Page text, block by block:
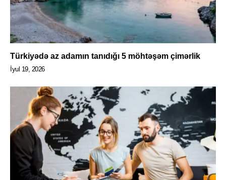
Türkiyədə az adamın tanıdığı 5 möhtəşəm çimərlik
İyul 19, 2026